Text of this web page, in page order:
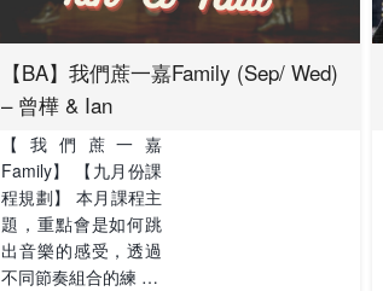
【BA】我們蔗一嘉Family (Sep/ Wed)
– 曾樺 & Ian
【我們蔗一嘉
Family】 【九月份課
程規劃】 本月課程主
題，重點會是如何跳
出音樂的感受，透過
不同節奏組合的練 …